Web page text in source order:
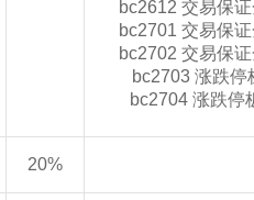
bc2612 交易保
bc2701 交易保
bc2702 交易保
bc2703 涨跌
bc2704 涨跌停
20%